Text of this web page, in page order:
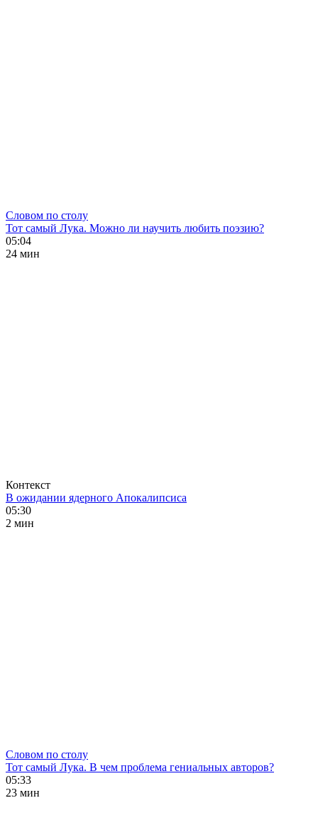
Словом по столу
Тот самый Лука. Можно ли научить любить поэзию?
05:04
24 мин
Контекст
В ожидании ядерного Апокалипсиса
05:30
2 мин
Словом по столу
Тот самый Лука. В чем проблема гениальных авторов?
05:33
23 мин